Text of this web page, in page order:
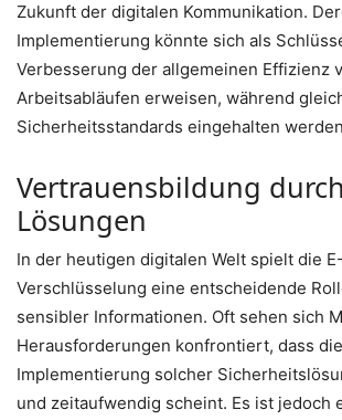
Zukunft der digitalen Kommunikation.
Implementierung könnte sich als
Verbesserung der allgemeinen Effizienz
Arbeitsabläufen erweisen, während
Sicherheitsstandards eingehalten
Vertrauensbildung
Lösungen
In der heutigen digitalen Welt spielt die
Verschlüsselung eine entscheidende
sensibler Informationen. Oft sehen sich
Herausforderungen konfrontiert, dass die
Implementierung solcher
und zeitaufwendig scheint. Es ist jedoch